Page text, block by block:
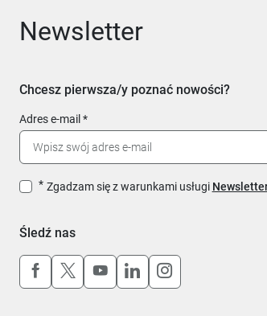
Newsletter
Chcesz pierwsza/y poznać nowości?
Adres e-mail
Zgadzam się z warunkami usługi
Śledź nas
Uwaga, link otworzy się w nowym
Uwaga, link otworzy się w
Uwaga, link otworzy się
Uwaga, link
Uwaga, link